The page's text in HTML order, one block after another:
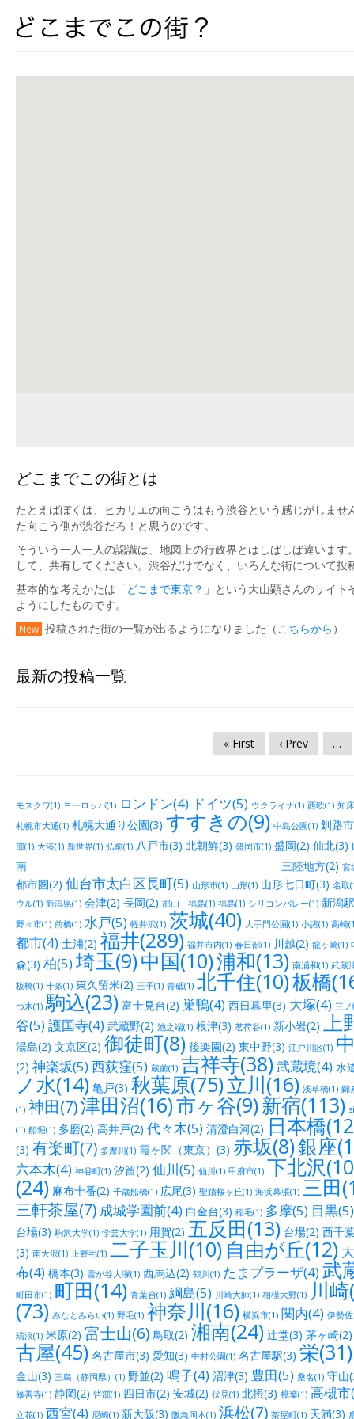
どこまでこの街とは
たとえばぼくは、ヒカリエの向こうはもう渋谷という感じがしま
た向こう側が渋谷だろ！と思うのです。
そういう一人一人の認識は、地図上の行政界とはしばしば違いま
して、共有してください。渋谷だけでなく、いろんな街について投
基本的な考えかたは「どこまで東京？ 」という大山顕さんのサイ
ようにしたものです。
New 投稿された街の一覧が出るようになりました（こちらから ）
最新の投稿一覧
« First ‹ Prev …
モスクワ(1) ヨーロッパ(1) ロンドン(4) ドイツ(5) ウクライナ(1) 西欧(1) 知
札幌市大通(1) 札幌大通り公園(3) すすきの(9) 中島公園(1) 釧路
部(1) 大湊(1) 新世界(1) 弘前(1) 八戸市(3) 北朝鮮(3) 盛岡市(1) 盛岡(2) 仙北(3)
南 三陸地方(2) 宮
都市圏(2) 仙台市太白区長町(5) 山形市(1) 山形(1) 山形七日町(3) 名取
ウル(1) 新潟県(1) 会津(2) 長岡(2) 郡山 福島(1) 福島(1) シリコンバレー(1) 新潟
野々市(1) 前橋(1) 水戸(5) 軽井沢(1) 茨城(40) 大手門公園(1) 小諸(1) 高崎
都市(4) 土浦(2) 福井(289) 福井市内(1) 春日部(1) 川越(2) 龍ヶ崎(1)
森(3) 柏(5)埼玉(9)中国(10)浦和(13) 南浦和(1) 武蔵
板橋(1) 十条(1) 東久留米(2) 王子(1) 青砥(1) 北千住(10)板橋
つ木(1) 駒込(23) 富士見台(2) 巣鴨(4) 西日暮里(3) 大塚(4) 三ノ
谷(5)護国寺(4) 武蔵野(2) 池之端(1) 根津(3) 茗荷谷(1) 新小岩(2) 上
湯島(2) 文京区(2) 御徒町(8) 後楽園(2) 東中野(3) 江戸川区(1)
(2) 神楽坂(5)西荻窪(5) 蔵前(1) 吉祥寺(38)武蔵境(4) 水
ノ水(14) 亀戸(3) 秋葉原(75)立川(16) 浅草橋(1) 錦
(1) 神田(7)津田沼(16)市ヶ谷(9)新宿(113)
(1) 船堀(1) 多磨(2) 高井戸(2) 代々木(5) 清澄白河(2) 日本橋
(3) 有楽町(7) 多摩川(1) 霞ヶ関（東京）(3) 赤坂(8)銀座
六本木(4) 神谷町(1) 汐留(2) 仙川(5) 仙川(1) 甲府市(1) 下北沢
(24) 麻布十番(2) 千歳船橋(1) 広尾(3) 聖蹟桜ヶ丘(1) 海浜幕張(1) 三田
三軒茶屋(7) 成城学園前(4) 白金台(3) 稲毛(1) 多摩(5) 目黒(5)
台場(3) 駒沢大学(1) 学芸大学(1) 用賀(2) 五反田(13) 台場(2) 西千
(3) 南大沢(1) 上野毛(1) 二子玉川(10) 自由が丘(12)
布(4) 橋本(3) 雪が谷大塚(1) 西馬込(2) 鶴川(1) たまプラーザ(4)武
町田市(1) 町田(14) 青葉台(1) 綱島(5) 川崎大師(1) 相模大野(1) 川
(73) みなとみらい(1) 野毛(1) 神奈川(16) 横浜市(1) 関内(4) 伊勢
瑞浪(1) 米原(2) 富士山(6) 鳥取(2) 湘南(24) 辻堂(3) 茅ヶ崎(2)
古屋(45) 名古屋市(3) 愛知(3) 中村公園(1) 名古屋駅(3) 栄(31)
金山(3) 三島（静岡県）(1) 野並(2) 鳴子(4) 沼津(3) 豊田(5) 桑名(1) 守山
修善寺(1) 静岡(2) 呰部(1) 四日市(2) 安城(2) 伏見(1) 北摂(3) 樟葉(1) 高槻市
立花(1) 西宮(4) 尼崎(1) 新大阪(3) 阪急岡本(1) 浜松(7) 茶屋町(1) 天満(3)